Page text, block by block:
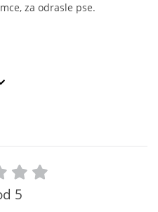
za odrasle pse.
5